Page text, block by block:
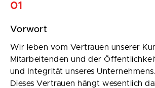
01
Vorwort
Wir leben vom Vertrauen unserer
Mitarbeitenden und der
und Integrität unseres Unternehmens.
Dieses Vertrauen hängt wesentlich